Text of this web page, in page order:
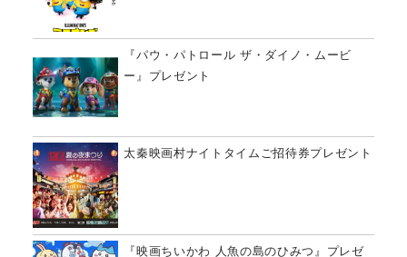
『パウ・パトロール ザ・ダイノ・ムービ
ー』プレゼント
太秦映画村ナイトタイムご招待券プレゼント
『映画ちいかわ 人魚の島のひみつ』プレゼ